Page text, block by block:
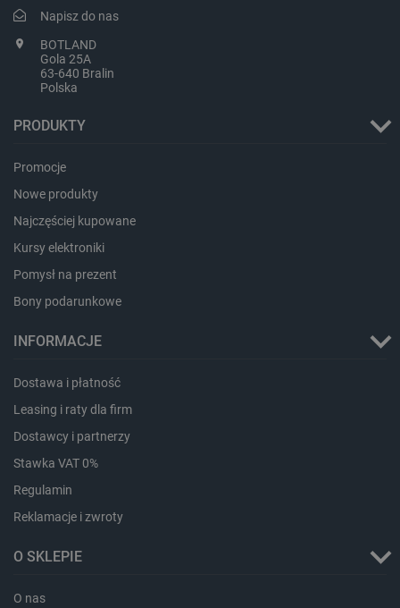
Napisz do nas
BOTLAND
Gola 25A
63-640 Bralin
Polska
PRODUKTY
Promocje
Nowe produkty
Najczęściej kupowane
Kursy elektroniki
Pomysł na prezent
Bony podarunkowe
INFORMACJE
Dostawa i płatność
Leasing i raty dla firm
Dostawcy i partnerzy
Stawka VAT 0%
Regulamin
Reklamacje i zwroty
O SKLEPIE
O nas
critData
CookieScriptConsent